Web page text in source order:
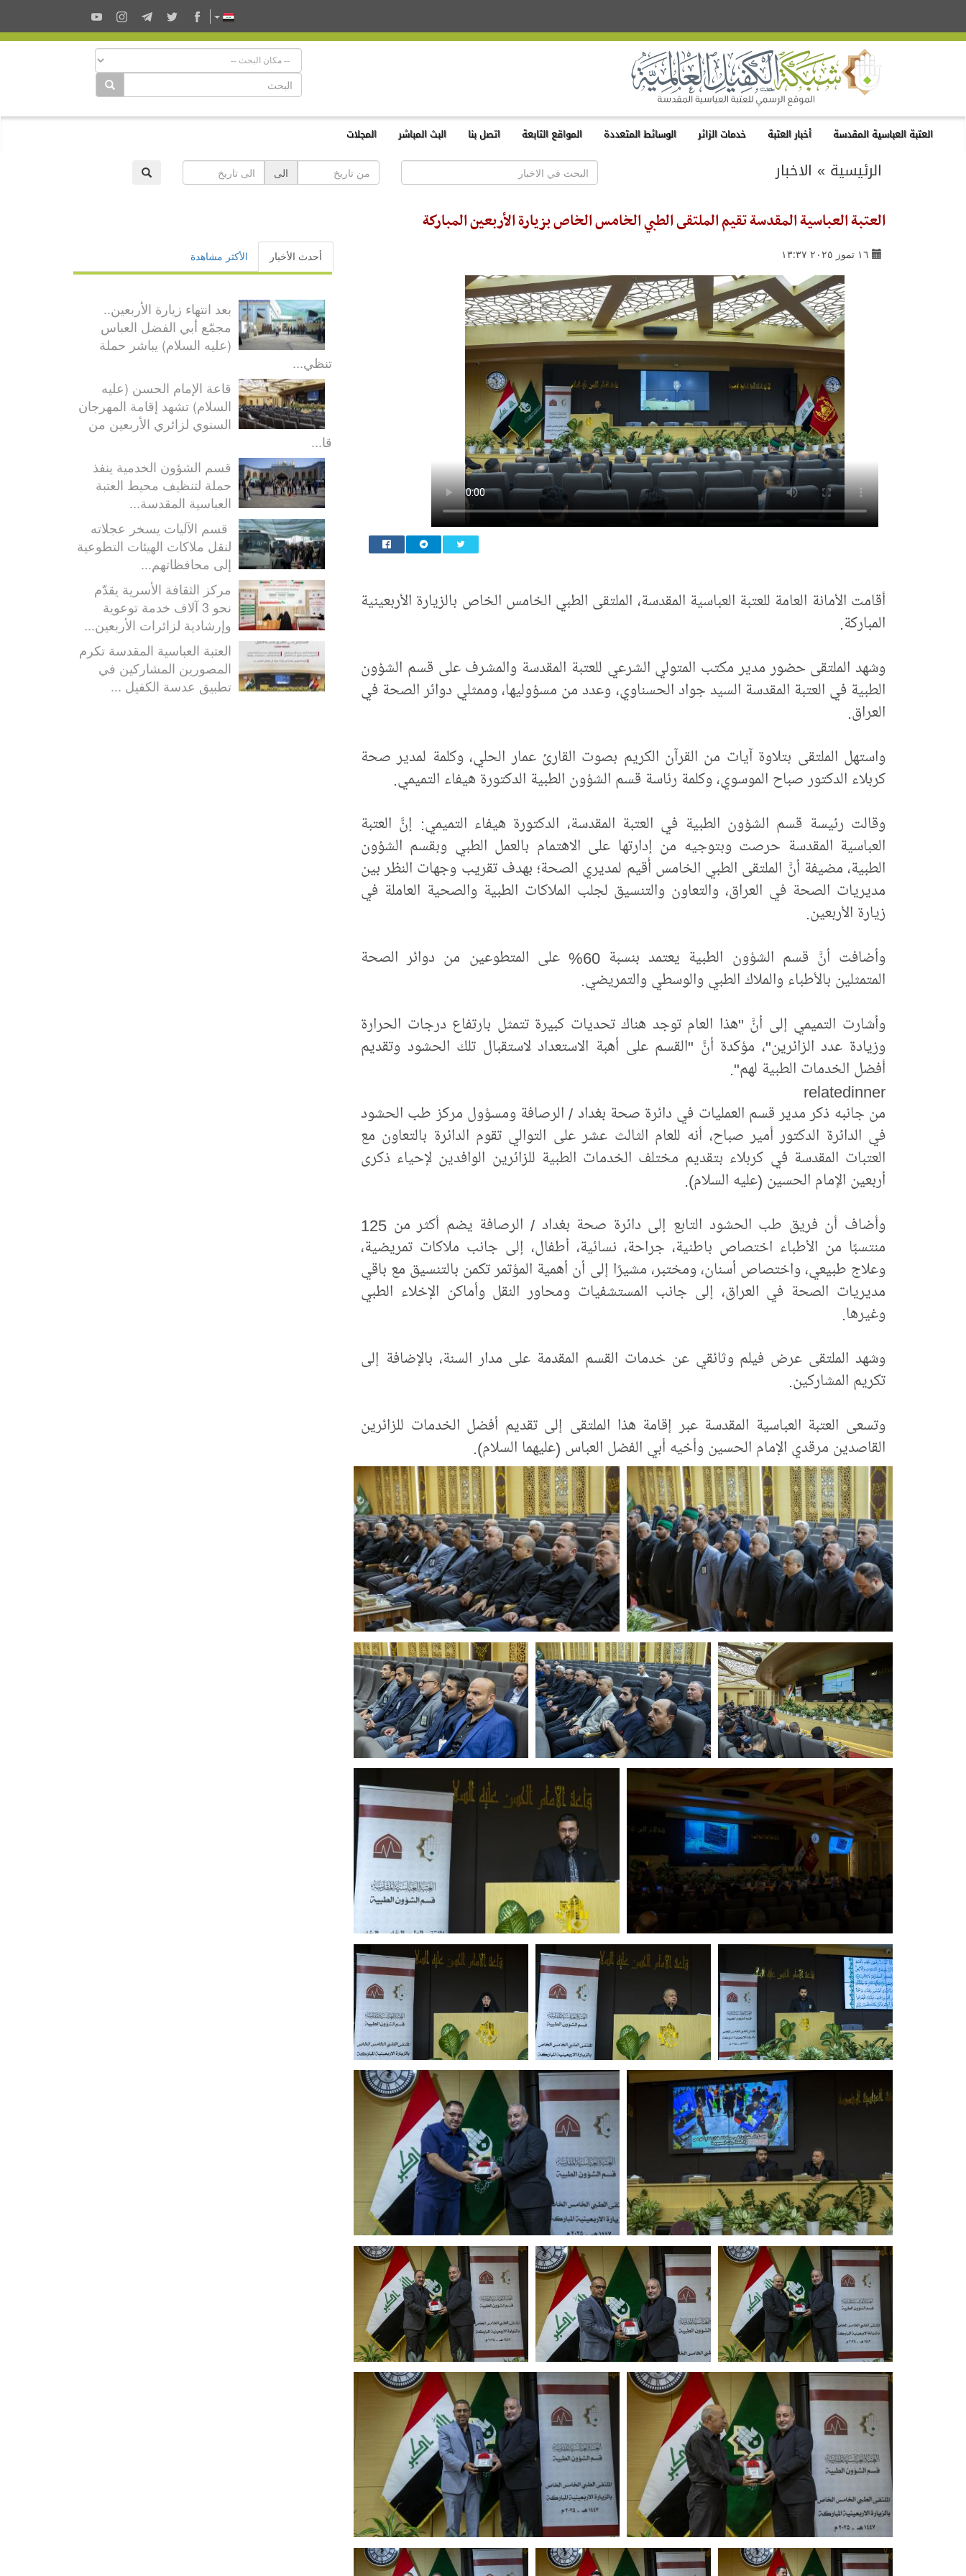
العتبة العباسية المقدسة أخبار العتبة خدمات الزائر الوسائط المتعددة المواقع التابعة اتصل بنا البث المباشر المجلات
الرئيسية » الاخبار الى
العتبة العباسية المقدسة تقيم الملتقى الطبي الخامس الخاص بزيارة الأربعين المباركة
١٦ تموز ٢٠٢٥ ١٣:٣٧
أقامت الأمانة العامة للعتبة العباسية المقدسة، الملتقى الطبي الخامس الخاص بالزيارة الأربعينية
المباركة.
وشهد الملتقى حضور مدير مكتب المتولي الشرعي للعتبة المقدسة والمشرف على قسم الشؤون
الطبية في العتبة المقدسة السيد جواد الحسناوي، وعدد من مسؤوليها، وممثلي دوائر الصحة في
العراق.
واستهل الملتقى بتلاوة آيات من القرآن الكريم بصوت القارئ عمار الحلي، وكلمة لمدير صحة
كربلاء الدكتور صباح الموسوي، وكلمة رئاسة قسم الشؤون الطبية الدكتورة هيفاء التميمي.
وقالت رئيسة قسم الشؤون الطبية في العتبة المقدسة، الدكتورة هيفاء التميمي: إنَّ العتبة
العباسية المقدسة حرصت وبتوجيه من إدارتها على الاهتمام بالعمل الطبي وبقسم الشؤون
الطبية، مضيفة أنَّ الملتقى الطبي الخامس أُقيم لمديري الصحة؛ بهدف تقريب وجهات النظر بين
مديريات الصحة في العراق، والتعاون والتنسيق لجلب الملاكات الطبية والصحية العاملة في
زيارة الأربعين.
وأضافت أنَّ قسم الشؤون الطبية يعتمد بنسبة 60% على المتطوعين من دوائر الصحة
المتمثلين بالأطباء والملاك الطبي والوسطي والتمريضي.
وأشارت التميمي إلى أنَّ "هذا العام توجد هناك تحديات كبيرة تتمثل بارتفاع درجات الحرارة
وزيادة عدد الزائرين"، مؤكدة أنَّ "القسم على أهبة الاستعداد لاستقبال تلك الحشود وتقديم
أفضل الخدمات الطبية لهم".
relatedinner
من جانبه ذكر مدير قسم العمليات في دائرة صحة بغداد / الرصافة ومسؤول مركز طب الحشود
في الدائرة الدكتور أمير صباح، أنه للعام الثالث عشر على التوالي تقوم الدائرة بالتعاون مع
العتبات المقدسة في كربلاء بتقديم مختلف الخدمات الطبية للزائرين الوافدين لإحياء ذكرى
أربعين الإمام الحسين (عليه السلام).
وأضاف أن فريق طب الحشود التابع إلى دائرة صحة بغداد / الرصافة يضم أكثر من 125
منتسبًا من الأطباء اختصاص باطنية، جراحة، نسائية، أطفال، إلى جانب ملاكات تمريضية،
وعلاج طبيعي، واختصاص أسنان، ومختبر، مشيرًا إلى أن أهمية المؤتمر تكمن بالتنسيق مع باقي
مديريات الصحة في العراق، إلى جانب المستشفيات ومحاور النقل وأماكن الإخلاء الطبي
وغيرها.
وشهد الملتقى عرض فيلم وثائقي عن خدمات القسم المقدمة على مدار السنة، بالإضافة إلى
تكريم المشاركين.
وتسعى العتبة العباسية المقدسة عبر إقامة هذا الملتقى إلى تقديم أفضل الخدمات للزائرين
القاصدين مرقدي الإمام الحسين وأخيه أبي الفضل العباس (عليهما السلام).
أحدث الأخبار الأكثر مشاهدة
بعد انتهاء زيارة الأربعين..
مجمّع أبي الفضل العباس
(عليه السلام) يباشر حملة
تنظي...
قاعة الإمام الحسن (عليه
السلام) تشهد إقامة المهرجان
السنوي لزائري الأربعين من
قا...
قسم الشؤون الخدمية ينفذ
حملة لتنظيف محيط العتبة
العباسية المقدسة...
قسم الآليات يسخر عجلاته
لنقل ملاكات الهيئات التطوعية
إلى محافظاتهم...
مركز الثقافة الأسرية يقدّم
نحو 3 آلاف خدمة توعوية
وإرشادية لزائرات الأربعين...
العتبة العباسية المقدسة تكرم
المصورين المشاركين في
تطبيق عدسة الكفيل ...